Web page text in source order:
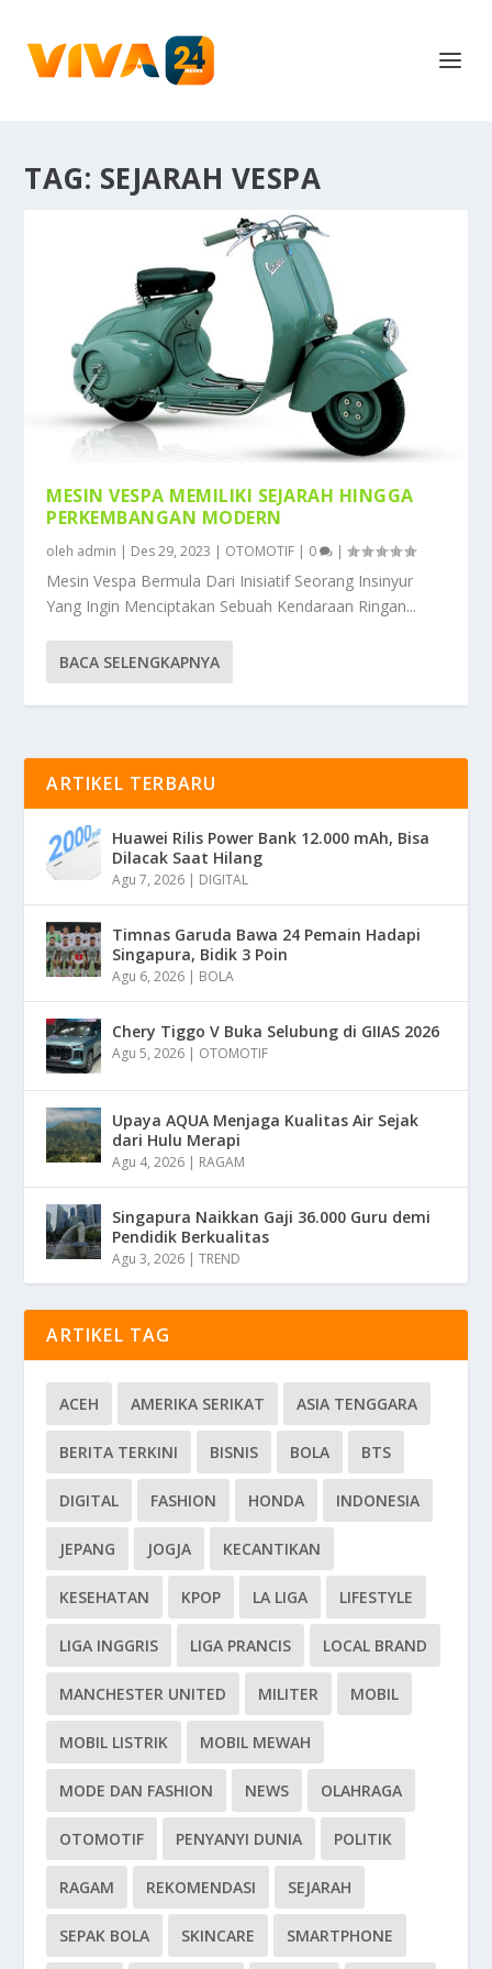
TAG: SEJARAH VESPA
MESIN VESPA MEMILIKI SEJARAH HINGGA
PERKEMBANGAN MODERN
oleh admin | Des 29, 2023 | OTOMOTIF | 0 |
Mesin Vespa Bermula Dari Inisiatif Seorang Insinyur
Yang Ingin Menciptakan Sebuah Kendaraan Ringan...
BACA SELENGKAPNYA
ARTIKEL TERBARU
Huawei Rilis Power Bank 12.000 mAh, Bisa
Dilacak Saat Hilang
Agu 7, 2026 | DIGITAL
Timnas Garuda Bawa 24 Pemain Hadapi
Singapura, Bidik 3 Poin
Agu 6, 2026 | BOLA
Chery Tiggo V Buka Selubung di GIIAS 2026
Agu 5, 2026 | OTOMOTIF
Upaya AQUA Menjaga Kualitas Air Sejak
dari Hulu Merapi
Agu 4, 2026 | RAGAM
Singapura Naikkan Gaji 36.000 Guru demi
Pendidik Berkualitas
Agu 3, 2026 |TREND
ARTIKEL TAG
ACEH AMERIKA SERIKAT ASIA TENGGARA
BERITA TERKINI BISNIS BOLA BTS
DIGITAL FASHION HONDA INDONESIA
JEPANG JOGJA KECANTIKAN
KESEHATAN KPOP LA LIGA LIFESTYLE
LIGA INGGRIS LIGA PRANCIS LOCAL BRAND
MANCHESTER UNITED MILITER MOBIL
MOBIL LISTRIK MOBIL MEWAH
MODE DAN FASHION NEWS OLAHRAGA
OTOMOTIF PENYANYI DUNIA POLITIK
RAGAM REKOMENDASI SEJARAH
SEPAK BOLA SKINCARE SMARTPHONE